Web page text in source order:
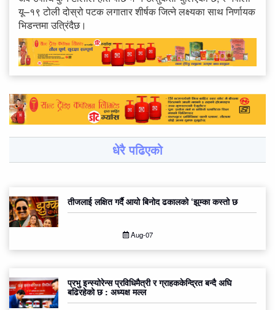
यू–१९ टोली दोस्रो पटक लगातार शीर्षक जित्ने लक्ष्यका साथ निर्णायक
भिडन्तमा उत्रिंदैछ।
धेरै पढिएको
तीजलाई लक्षित गर्दै आयो बिनोद ढकालको ‘झुम्का कस्तो छ
Aug-07
प्रभु इन्स्योरेन्स प्रविधिमैत्री र ग्राहककेन्द्रित बन्दै अघि
बढिरहेको छ : अध्यक्ष मल्ल